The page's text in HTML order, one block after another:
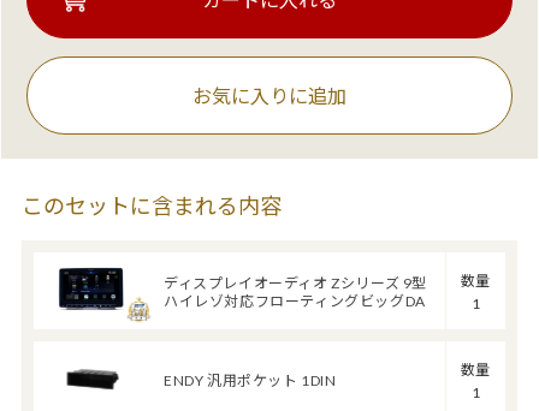
お気に入りに追加
このセットに含まれる内容
ディスプレイオーディオ Zシリーズ 9型
ハイレゾ対応フローティングビッグDA
数量
1
ENDY 汎用ポケット 1DIN
数量
1